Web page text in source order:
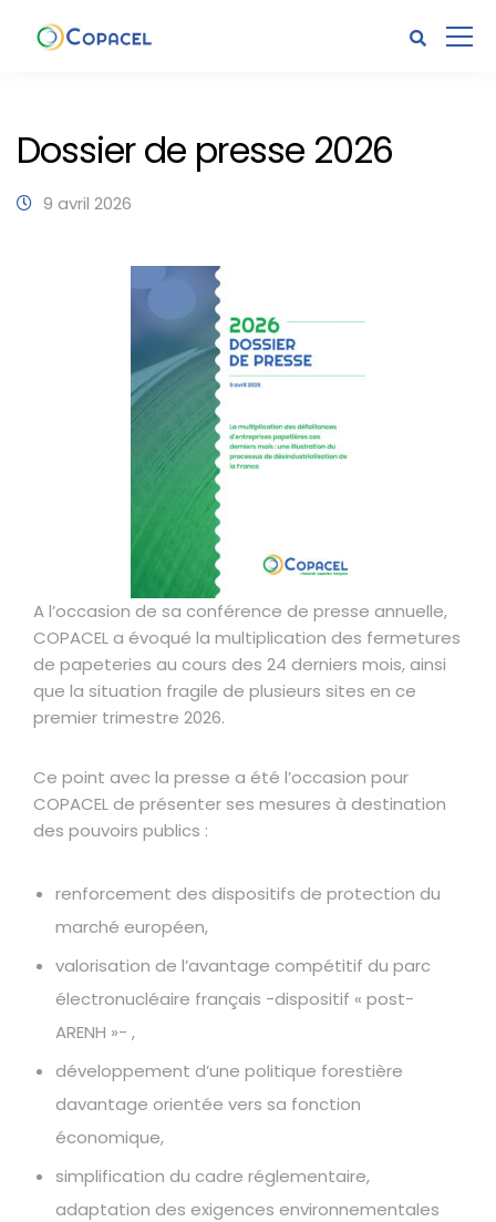
Dossier de presse 2026
9 avril 2026
A l’occasion de sa conférence de presse annuelle,
COPACEL a évoqué la multiplication des fermetures
de papeteries au cours des 24 derniers mois, ainsi
que la situation fragile de plusieurs sites en ce
premier trimestre 2026.
Ce point avec la presse a été l’occasion pour
COPACEL de présenter ses mesures à destination
des pouvoirs publics :
renforcement des dispositifs de protection du
marché européen,
valorisation de l’avantage compétitif du parc
électronucléaire français -dispositif « post-
ARENH »- ,
développement d’une politique forestière
davantage orientée vers sa fonction
économique,
simplification du cadre réglementaire,
adaptation des exigences environnementales